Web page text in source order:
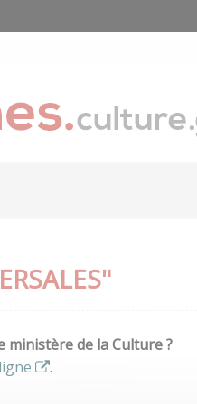
ministère de la Culture ?
.